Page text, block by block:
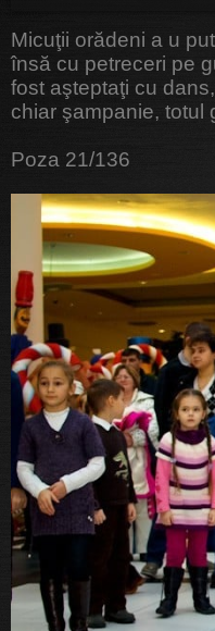
POZA 21/136
Micuţii orădeni a u
însă cu petreceri pe
fost aşteptaţi cu
chiar şampanie, totul
Poza 21/136